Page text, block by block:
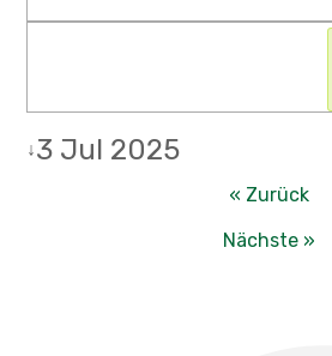
↓3 Jul 2025
« Zurück
Nächste »